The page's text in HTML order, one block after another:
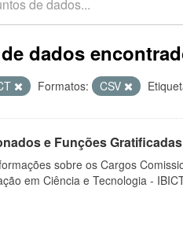
dados
Formatos: CSV
e Funções Gratificadas
sobre os Cargos
em Ciência e Tecnologia -